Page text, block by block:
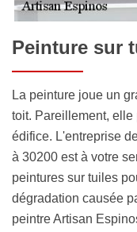
Peinture sur
La peinture joue un
toit. Pareillement, elle
édifice. L'entreprise
à 30200 est à votre
peintures sur tuiles
dégradation causée
peintre Artisan